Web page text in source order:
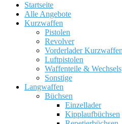
Startseite
Alle Angebote
Kurzwaffen
Pistolen
Revolver
Vorderlader Kurzwaffen
Luftpistolen
Waffenteile &
Sonstige
Langwaffen
Büchsen
Einzellader
Kipplaufbüchsen